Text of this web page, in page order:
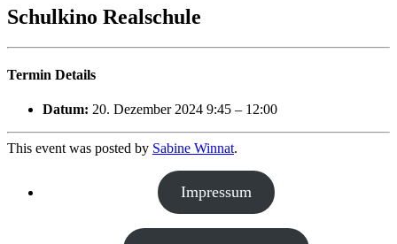
Schulkino Realschule
Termin Details
Datum: 20. Dezember 2024 9:45 – 12:00
This event was posted by Sabine Winnat.
Impressum